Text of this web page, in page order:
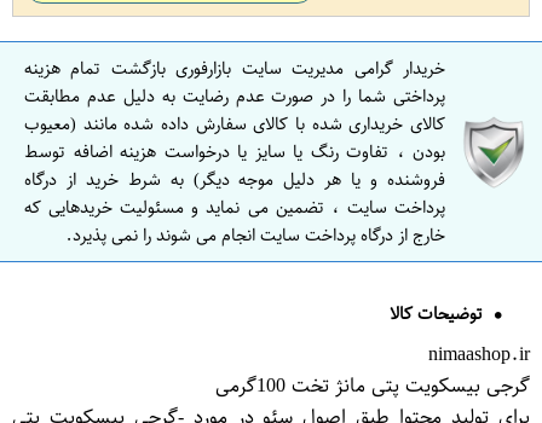
خریدار گرامی مدیریت سایت بازارفوری بازگشت تمام هزینه
پرداختی شما را در صورت عدم رضایت به دلیل عدم مطابقت
کالای خریداری شده با کالای سفارش داده شده مانند (معیوب
بودن ، تفاوت رنگ یا سایز یا درخواست هزینه اضافه توسط
فروشنده و یا هر دلیل موجه دیگر) به شرط خرید از درگاه
پرداخت سایت ، تضمین می نماید و مسئولیت خریدهایی که
خارج از درگاه پرداخت سایت انجام می شوند را نمی پذیرد.
توضیحات کالا
nimaashop.ir
گرجی بیسکویت پتی مانژ تخت 100گرمی